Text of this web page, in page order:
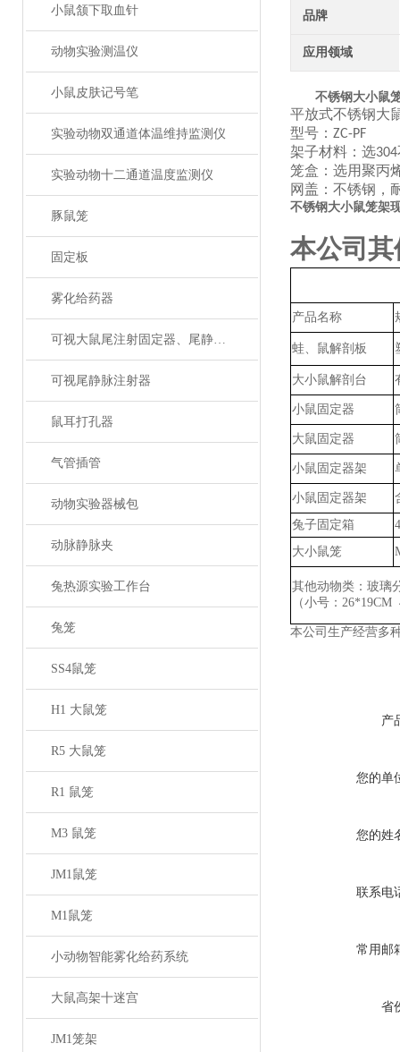
小鼠颔下取血针
动物实验测温仪
小鼠皮肤记号笔
实验动物双通道体温维持监测仪
实验动物十二通道温度监测仪
豚鼠笼
固定板
雾化给药器
可视大鼠尾注射固定器、尾静脉注射
可视尾静脉注射器
鼠耳打孔器
气管插管
动物实验器械包
动脉静脉夹
兔热源实验工作台
兔笼
SS4鼠笼
H1 大鼠笼
R5 大鼠笼
R1 鼠笼
M3 鼠笼
JM1鼠笼
M1鼠笼
小动物智能雾化给药系统
大鼠高架十迷宫
JM1笼架
品牌
应用领域
不锈钢大小鼠
平放式不锈钢大
型号： ZC-PF
架子材料：选304
笼盒：选用聚丙
网盖：不锈钢，
不锈钢大小鼠笼架
本公司
产品名称
蛙、鼠解剖板
大小鼠解剖台
小鼠固定器
大鼠固定器
小鼠固定器架
小鼠固定器架
兔子固定箱
大小鼠笼
其他动物类：玻璃
（小号： 26*19CM
本公司生产经营多
产
您的单
您的姓
联系电
常用邮
省